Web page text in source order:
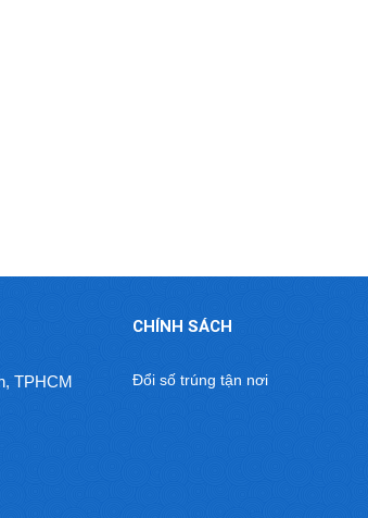
TPHCM
CHÍNH SÁCH
Đổi số trúng tận nơi